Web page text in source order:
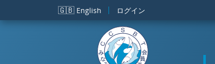
メインコンテンツに移動
🇬🇧 English ログイン